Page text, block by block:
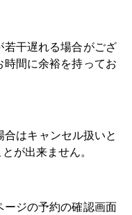
若干遅れる場合がござ
間に余裕を持ってお
はキャンセル扱いと
が出来ません。
ジの予約の確認画面